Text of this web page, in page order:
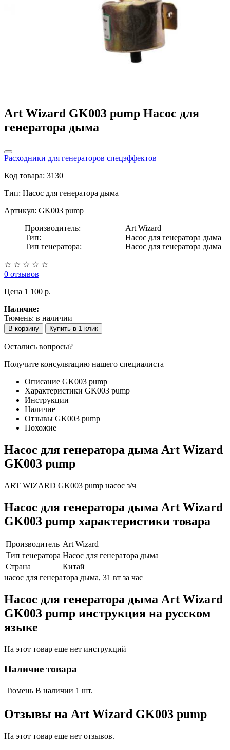
Art Wizard GK003 pump Насос для
генератора дыма
Расходники для генераторов спецэффектов
Код товара: 3130
Тип: Насос для генератора дыма
Артикул: GK003 pump
Производитель:
Art Wizard
Тип:
Насос для генератора дыма
Тип генератора:
Насос для генератора дыма
☆ ☆ ☆ ☆ ☆
0 отзывов
Цена 1 100 p.
Наличие:
Тюмень: в наличии
В корзину Купить в 1 клик
Остались вопросы?
Получите консультацию нашего специалиста
Описание GK003 pump
Характеристики GK003 pump
Инструкции
Наличие
Отзывы GK003 pump
Похожие
Насос для генератора дыма Art Wizard
GK003 pump
ART WIZARD GK003 pump насос з/ч
Насос для генератора дыма Art Wizard
GK003 pump характеристики товара
Производитель Art Wizard
Тип генератора Насос для генератора дыма
Страна
Китай
насос для генератора дыма, 31 вт за час
Насос для генератора дыма Art Wizard
GK003 pump инструкция на русском
языке
На этот товар еще нет инструкций
Наличие товара
Тюмень В наличии 1 шт.
Отзывы на Art Wizard GK003 pump
На этот товар еще нет отзывов.